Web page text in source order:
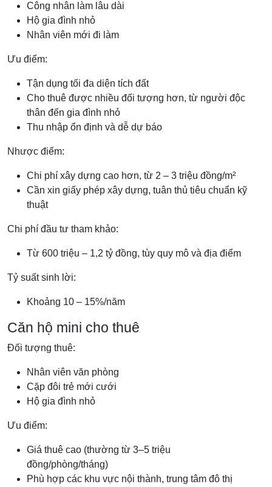
Công nhân làm lâu dài
Hộ gia đình nhỏ
Nhân viên mới đi làm
Ưu điểm:
Tận dụng tối đa diện tích đất
Cho thuê được nhiều đối tượng hơn, từ người độc
thân đến gia đình nhỏ
Thu nhập ổn định và dễ dự báo
Nhược điểm:
Chi phí xây dựng cao hơn, từ 2 – 3 triệu đồng/m²
Cần xin giấy phép xây dựng, tuân thủ tiêu chuẩn kỹ
thuật
Chi phí đầu tư tham khảo:
Từ 600 triệu – 1,2 tỷ đồng, tùy quy mô và địa điểm
Tỷ suất sinh lời:
Khoảng 10 – 15%/năm
Căn hộ mini cho thuê
Đối tượng thuê:
Nhân viên văn phòng
Cặp đôi trẻ mới cưới
Hộ gia đình nhỏ
Ưu điểm:
Giá thuê cao (thường từ 3–5 triệu
đồng/phòng/tháng)
Phù hợp các khu vực nội thành, trung tâm đô thị